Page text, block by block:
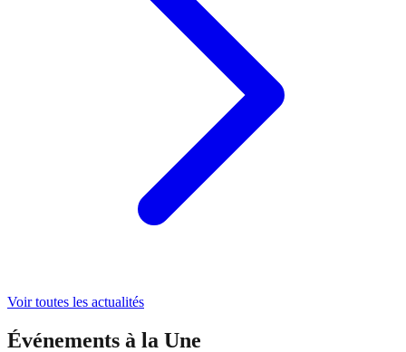
Voir toutes les actualités
Événements à la Une